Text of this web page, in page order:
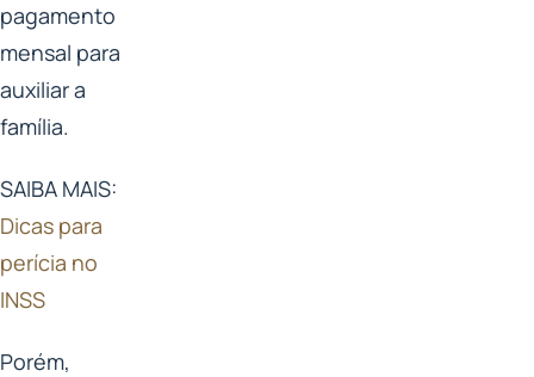
pagamento
mensal para
auxiliar a
família.
SAIBA MAIS:
Dicas para
perícia no
INSS
Porém,